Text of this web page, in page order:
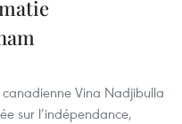
canadienne Vina Nadjibulla
sur l’indépendance,